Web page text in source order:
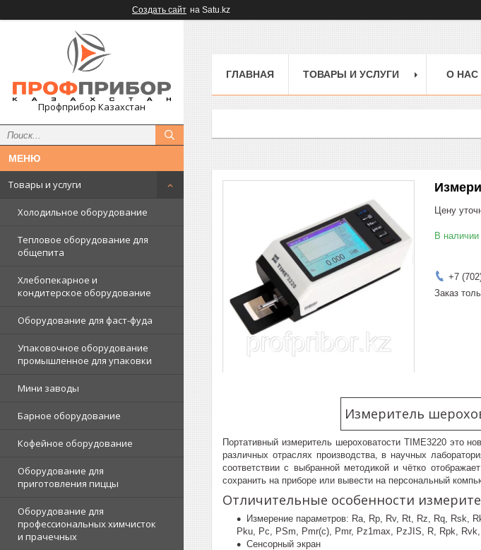
Создать сайт на Satu.kz
Профприбор Казахстан
Товары и услуги
Холодильное оборудование
Тепловое оборудование для
общепита
Хлебопекарное и
кондитерское оборудование
Оборудование для фаст-фуда
Упаковочное оборудование
промышленное для упаковки
Мини заводы
Барное оборудование
Кофейное оборудование
Оборудование для
приготовления пиццы
Оборудование для
профессиональных химчисток
и прачечных
ГЛАВНАЯ ТОВАРЫ И УСЛУГИ О НАС
Цену
В наличии
+7
Заказ
Измеритель
Портативный измеритель шероховатости TIME3220 это
различных отраслях производства, в научных
соответствии с выбранной методикой и чётко
сохранить на приборе или вывести на персональный
Отличительные особенности
Измерение параметров: Ra, Rp, Rv, Rt, Rz, Rq, Rsk,
Pku, Pc, PSm, Pmr(c), Pmr, Pz1max, PzJIS, R, Rpk,
Сенсорный экран